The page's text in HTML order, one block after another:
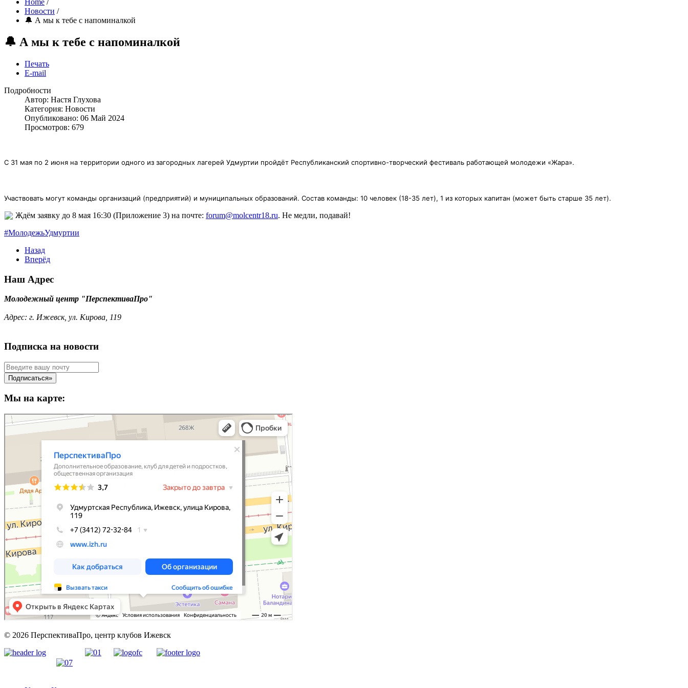
Home /
Новости /
🔔 А мы к тебе с напоминалкой
🔔 А мы к тебе с напоминалкой
Печать
E-mail
Подробности
Автор: Настя Глухова
Категория: Новости
Опубликовано: 06 Май 2024
Просмотров: 679
С 31 мая по 2 июня на территории одного из загородных лагерей Удмуртии пройдёт Республиканский спортивно-творческий фестиваль работающей молодежи «Жара».
Участвовать могут команды организаций (предприятий) и муниципальных образований. Состав команды: 10 человек (18-35 лет), 1 из которых капитан (может быть старше 35 лет).
Ждём заявку до 8 мая 16:30 (Приложение 3) на почте: forum@molcentr18.ru. Не медли, подавай!
#МолодежьУдмуртии
Назад
Вперёд
Наш Адрес
Молодежный центр "ПерспективаПро"
Адрес: г. Ижевск, ул. Кирова, 119
Подписка на новости
Мы на карте:
© 2026 ПерспективаПро, центр клубов Ижевск